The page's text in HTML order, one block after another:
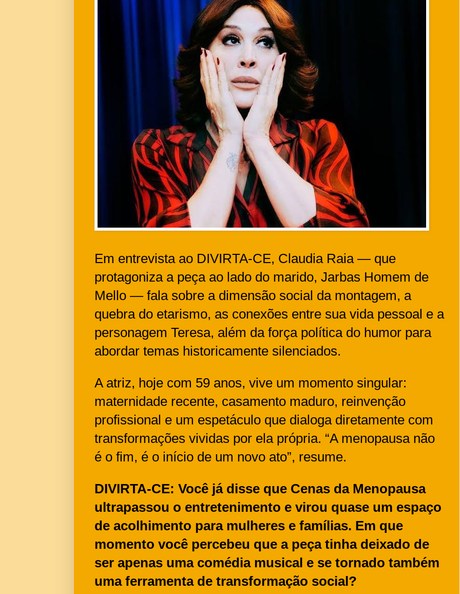
Em entrevista ao DIVIRTA-CE, Claudia Raia — que
protagoniza a peça ao lado do marido, Jarbas Homem de
Mello — fala sobre a dimensão social da montagem, a
quebra do etarismo, as conexões entre sua vida pessoal e a
personagem Teresa, além da força política do humor para
abordar temas historicamente silenciados.
A atriz, hoje com 59 anos, vive um momento singular:
maternidade recente, casamento maduro, reinvenção
profissional e um espetáculo que dialoga diretamente com
transformações vividas por ela própria. “A menopausa não
é o fim, é o início de um novo ato”, resume.
DIVIRTA-CE: Você já disse que Cenas da Menopausa
ultrapassou o entretenimento e virou quase um espaço
de acolhimento para mulheres e famílias. Em que
momento você percebeu que a peça tinha deixado de
ser apenas uma comédia musical e se tornado também
uma ferramenta de transformação social?